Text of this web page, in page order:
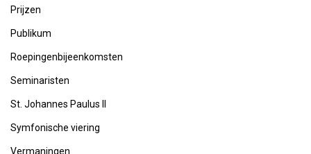
Prijzen
Publikum
Roepingenbijeenkomsten
Seminaristen
St. Johannes Paulus II
Symfonische viering
Vermaningen